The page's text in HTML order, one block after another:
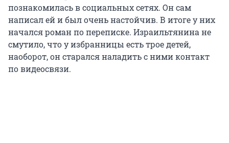
познакомилась в социальных сетях. Он сам
написал ей и был очень настойчив. В итоге у них
начался роман по переписке. Израильтянина не
смутило, что у избранницы есть трое детей,
наоборот, он старался наладить с ними контакт
по видеосвязи.